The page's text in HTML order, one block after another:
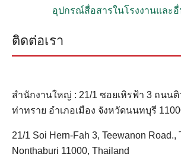
อุปกรณ์สื่อสารในโรงงานและอื่
ติดต่อเรา
สำนักงานใหญ่ : 21/1 ซอยเหิรฟ้า 3 ถนน
ท่าทราย อำเภอเมือง จังหวัดนนทบุรี
21/1 Soi Hern-Fah 3, Teewanon Road.,
Nonthaburi 11000, Thailand